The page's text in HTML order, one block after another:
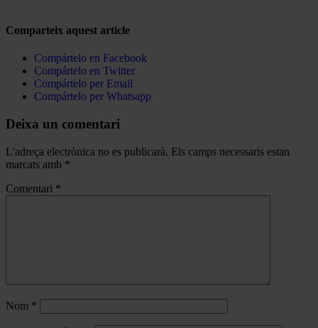
Comparteix aquest article
Compártelo en Facebook
Compártelo en Twitter
Compártelo per Email
Compártelo per Whatsapp
Deixa un comentari
L'adreça electrònica no es publicarà. Els camps necessaris estan
marcats amb *
Comentari *
Nom *